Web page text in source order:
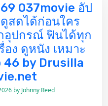
037movie อัป
สดได้ก่อนใคร
อุปกรณ์ ฟินได้ทุก
ง ดูหนัง เหมาะ
46 by Drusilla
by Johnny Reed